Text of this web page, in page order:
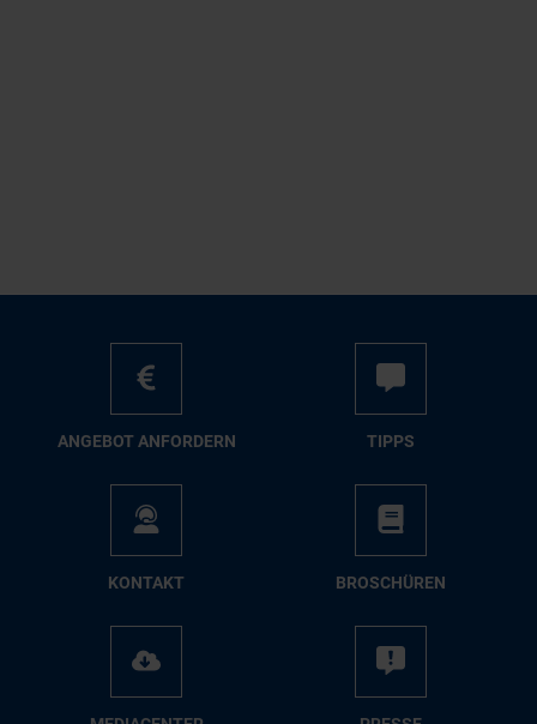
AN­GE­BOT AN­FOR­DERN TIPPS
KON­TAKT BRO­SCHÜ­REN